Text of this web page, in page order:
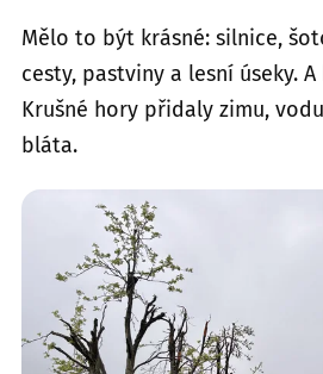
Mělo to být krásné: silnice,
cesty, pastviny a lesní úseky.
Krušné hory přidaly zimu,
bláta.